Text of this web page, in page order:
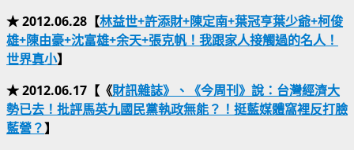
★ 2012.06.28【林益世+許添財+陳定南+葉冠亨葉少爺+柯俊
雄+陳由豪+沈富雄+余天+張克帆！我跟家人接觸過的名人！
世界真小】
★ 2012.06.17【《財訊雜誌》、《今周刊》說：台灣經濟大
勢已去！批評馬英九國民黨執政無能？！挺藍媒體窩裡反打臉
藍營？】